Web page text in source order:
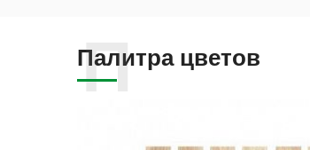
Палитра цветов